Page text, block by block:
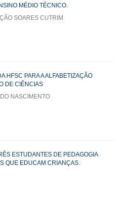
MÉDIO TÉCNICO.
SOARES CUTRIM
HFSC PARA A ALFABETIZAÇÃO
DE CIÊNCIAS
NASCIMENTO
ESTUDANTES DE PEDAGOGIA
QUE EDUCAM CRIANÇAS.